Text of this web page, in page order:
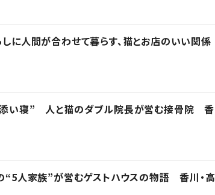
しに人間が合わせて暮らす、猫とお店のいい関係
添い寝” 人と猫のダブル院長が営む接骨院 香
“5人家族”が営むゲストハウスの物語 香川・高